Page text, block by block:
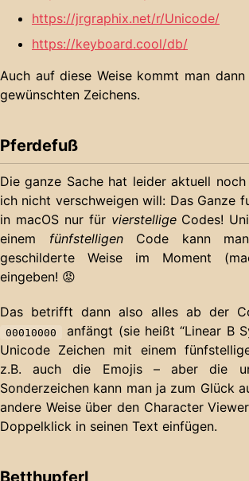
https://jrgraphix.net/r/Unicode/
https://keyboard.cool/db/
Auch auf diese Weise kommt man
gewünschten Zeichens.
Pferdefuß
Die ganze Sache hat leider aktuell
ich nicht verschweigen will: Das Ganze
in macOS nur für vierstelligeCodes!
einem fünfstelligenCode kann
geschilderte Weise im Moment
eingeben! 😡
Das betrifft dann also alles ab der
00010000
anfängt (sie heißt “Linear B
Unicode Zeichen mit einem
z.B. auch die Emojis – aber die
Sonderzeichen kann man ja zum Glück
andere Weise über den Character
Doppelklick in seinen Text einfügen.